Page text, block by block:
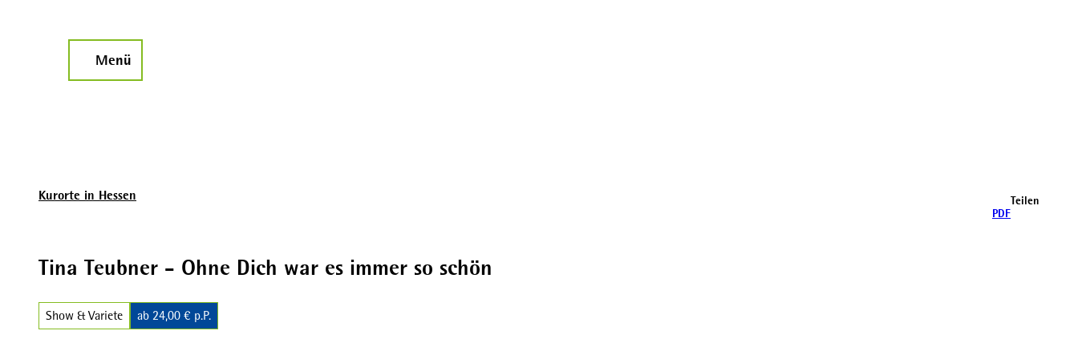
Menü
Kurorte in Hessen
PDF
Teilen
Tina Teubner - Ohne Dich war es immer so schön
Show & Variete ab 24,00 € p.P.